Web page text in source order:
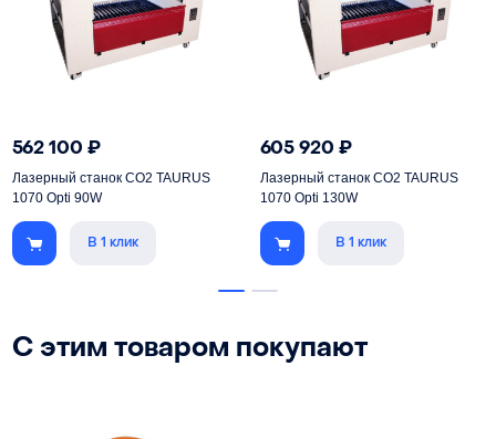
562 100 ₽
Лазерный станок СО2 TAURUS
1070 Opti 90W
В 1 клик
605 920 ₽
Лазерный станок СО2 TAURUS
1070 Opti 130W
В 1 клик
С этим товаром покупают